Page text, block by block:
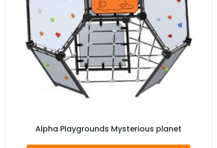
Alpha Playgrounds Mysterious planet